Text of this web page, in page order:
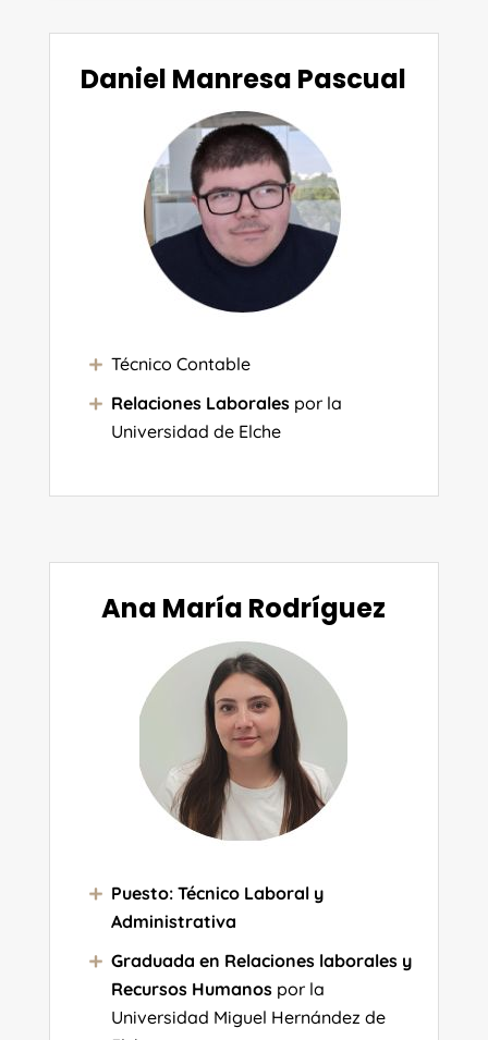
Daniel Manresa Pascual
Técnico Contable
Relaciones Laboralespor la
Universidad de Elche
Ana María Rodríguez
Puesto: Técnico Laboral y
Administrativa
Graduada en Relaciones laborales y
Recursos Humanospor la
Universidad Miguel Hernández de